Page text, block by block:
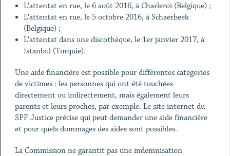
L'attentat en rue, le 6 août 2016, à Charleroi (Belgique) ;
L'attentat en rue, le 5 octobre 2016, à Schaerbeek
(Belgique) ;
L'attentat dans une discothèque, le 1er janvier 2017, à
Istanbul (Turquie).
Une aide financière est possible pour différentes catégories
de victimes : les personnes qui ont été touchées
directement ou indirectement, mais également leurs
parents et leurs proches, par exemple. Le site internet du
SPF Justice précise qui peut demander une aide financière
et pour quels dommages des aides sont possibles.
La Commission ne garantit pas une indemnisation